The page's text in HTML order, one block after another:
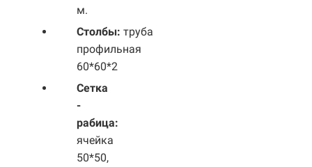
м.
Столбы: труба
профильная
60*60*2
Сетка
-
рабица:
ячейка
50*50,